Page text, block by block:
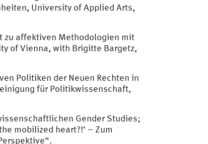
University of Applied Arts,
zu affektiven Methodologien mit
of Vienna, with Brigitte Bargetz,
Politiken der Neuen Rechten in
für Politikwissenschaft,
Gender Studies;
mobilized heart?!‘ – Zum